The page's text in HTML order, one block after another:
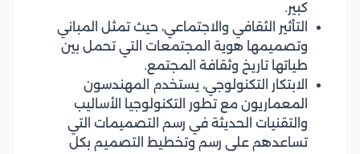
كبير.
التأثير الثقافي والاجتماعي، حيث تمثل المباني
وتصميمها هوية المجتمعات التي تحمل بين
طياتها تاريخ وثقافة المجتمع.
الابتكار التكنولوجي، يستخدم المهندسون
المعماريون مع تطور التكنولوجيا الأساليب
والتقنيات الحديثة في رسم التصميمات التي
تساعدهم على رسم وتخطيط التصميم بكل